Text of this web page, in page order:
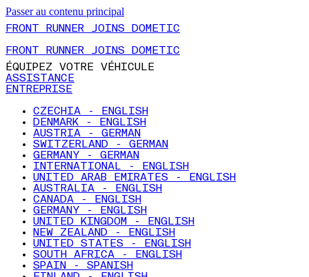
Passer au contenu principal
FRONT RUNNER JOINS DOMETIC
FRONT RUNNER JOINS DOMETIC
ÉQUIPEZ VOTRE VÉHICULE
ASSISTANCE
ENTREPRISE
CZECHIA - ENGLISH
DENMARK - ENGLISH
AUSTRIA - GERMAN
SWITZERLAND - GERMAN
GERMANY - GERMAN
INTERNATIONAL - ENGLISH
UNITED ARAB EMIRATES - ENGLISH
AUSTRALIA - ENGLISH
CANADA - ENGLISH
GERMANY - ENGLISH
UNITED KINGDOM - ENGLISH
NEW ZEALAND - ENGLISH
UNITED STATES - ENGLISH
SOUTH AFRICA - ENGLISH
SPAIN - SPANISH